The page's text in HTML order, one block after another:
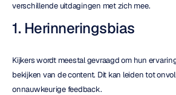
verschillende uitdagingen met zich mee.
1. Herinneringsbias
Kijkers wordt meestal gevraagd om hun
bekijken van de content. Dit kan leiden tot
onnauwkeurige feedback.